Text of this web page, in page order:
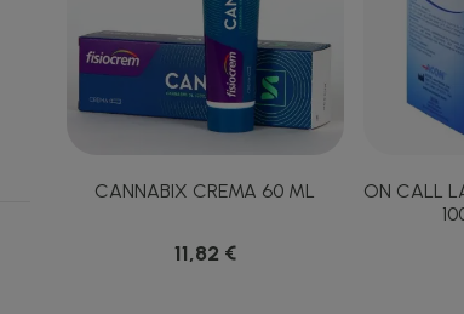
CANNABIX CREMA 60 ML
11,82 €
ON CALL